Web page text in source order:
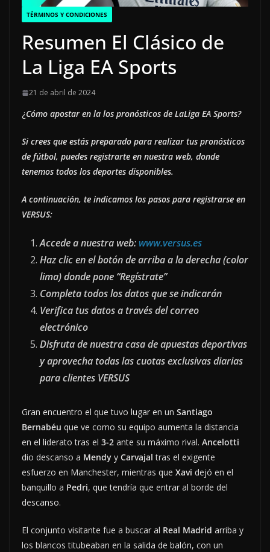
TÉRMINOS Y CONDICIONES
Resumen El Clásico de
La Liga EA Sports
21 de abril de 2024
¿Cómo apostar en la los pronósticos de LaLiga EA Sports?
Si crees que estás preparado para realizar tus pronósticos
de fútbol, puedes registrarte en nuestra web, donde
tenemos todos los deportes disponibles.
A continuación, te indicamos los pasos para registrarse en
VERSUS:
Accede a nuestra web: www.versus.es
Haz clic en el botón de arriba a la derecha (color
lima) donde pone “Regístrate”
Completa todos los datos que se indicarán
Verifica tus datos a través del correo
electrónico
Disfruta de nuestra casa de apuestas deportivas
y aprovecha todas las cuotas exclusivas diarias
para clientes VERSUS
Gran encuentro el que tuvo lugar en un Santiago
Bernabéu que ve como su equipo aumenta la distancia
en el liderato tras el 3-2 ante su máximo rival. Ancelotti
dio descanso a Mendy y Carvajal tras el exigente
esfuerzo en Manchester, mientras que Xavi dejó en el
banquillo a Pedri, que tendría que entrar al borde del
descanso.
El conjunto visitante fue a buscar al Real Madrid arriba y
los blancos titubeaban en la salida de balón, con un